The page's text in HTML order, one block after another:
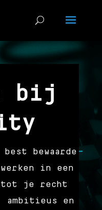
bij
bewaarde
in een
tot je recht
ambitieus en